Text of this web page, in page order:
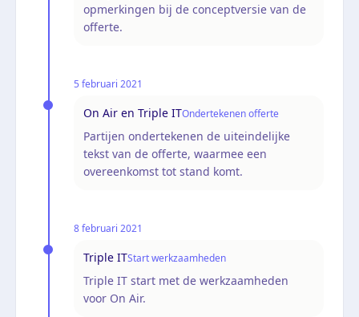
opmerkingen bij de conceptversie van de
offerte.
5 februari 2021
On Air en Triple ITOndertekenen offerte
Partijen ondertekenen de uiteindelijke
tekst van de offerte, waarmee een
overeenkomst tot stand komt.
8 februari 2021
Triple ITStart werkzaamheden
Triple IT start met de werkzaamheden
voor On Air.